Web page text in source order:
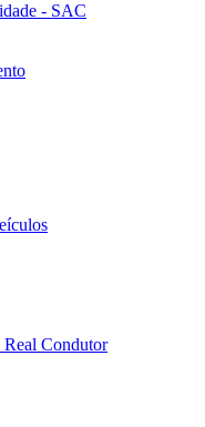
- SAC
Condutor